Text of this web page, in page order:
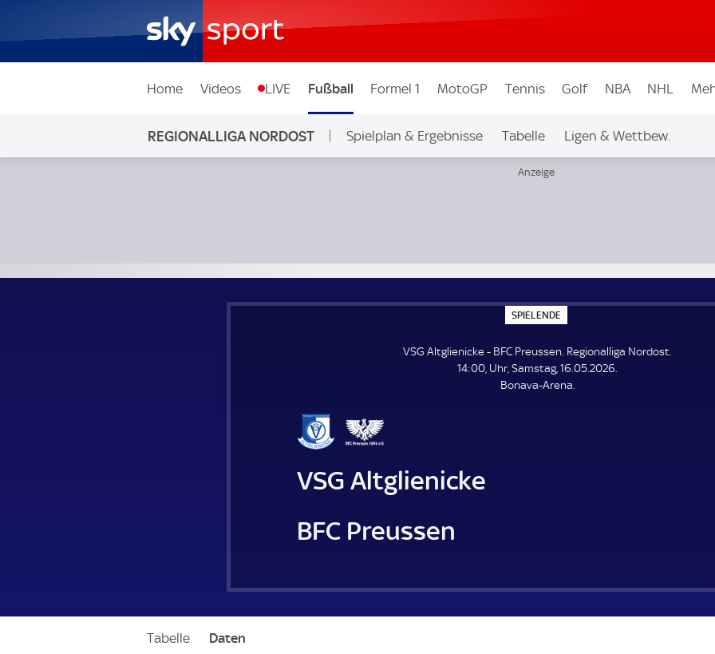
Home Videos LIVE Fußball Formel 1 MotoGP Tennis Golf NBA NHL
REGIONALLIGA NORDOST Spielplan & Ergebnisse Tabelle Ligen & Wettbew.
SPIELENDE
P
E
L
E
N
VSG Altglienicke - BFC Preussen. Regionalliga Nordost.
14:00, Uhr, Samstag, 16.05.2026.
Bonava-Arena.
VSG Altglienicke
BFC Preussen
Tabelle Daten